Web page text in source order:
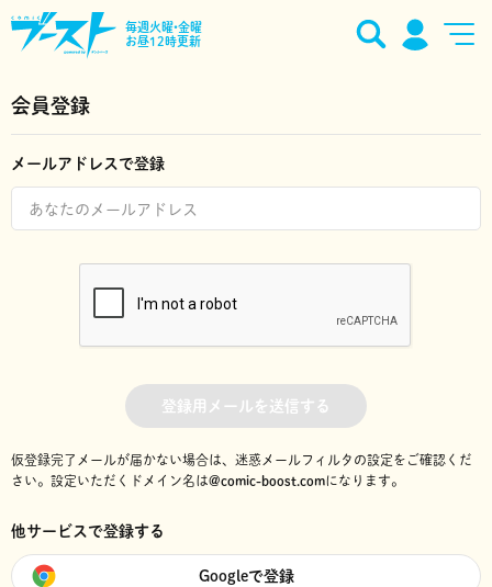
毎週火曜•金曜
お昼12時更新
会員登録
メールアドレスで登録
登録用メールを送信する
仮登録完了メールが届かない場合は、迷惑メールフィルタの設定をご確認くだ
さい。 設定いただくドメイン名は@comic-boost.comになります。
他サービスで登録する
Googleで登録